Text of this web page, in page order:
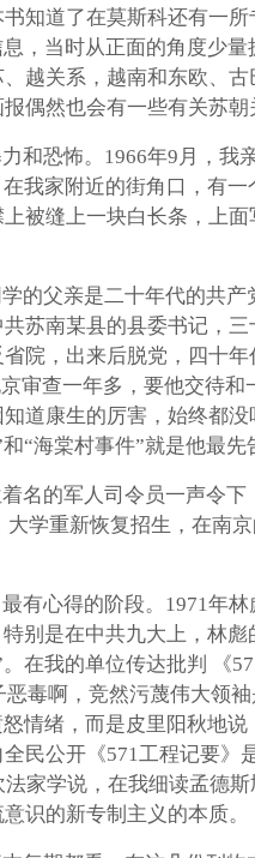
知道了在莫斯科还有一所
，当时从正面的角度少
越关系，越南和东欧、
偶然也会有一些有关苏朝
和恐怖。1966年9月，我
我家附近的街角口，有一
被缝上一块白长条，上面
的父亲是二十年代的共产
苏南某县的县委书记，
院，出来后脱党，四十
审查一年多，要他交待和
道康生的厉害，始终都
“海棠村事件”就是他最先
名的军人司令员一声令
学重新恢复招生，在南
有心得的阶段。1971年
别是在中共九大上，林彪
在我的单位传达批判 《
毒啊，竞然污蔑伟大领
情绪，而是皮里阳秋地
民公开《571工程记要》
家学说，在我细读孟德
识的新专制主义的本质。